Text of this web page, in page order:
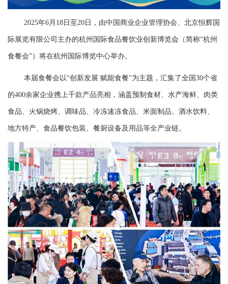
2025年6月18日至20日，由中国商业企业管理协会、北京恒辉国
际展览有限公司主办的杭州国际食品餐饮业创新博览会（简称“杭州
食餐会”）将在杭州国际博览中心举办。
本届食餐会以“创新发展 赋能食餐”为主题，汇集了全国30个省
的400余家企业携上千款产品亮相，涵盖预制食材、水产海鲜、肉类
食品、火锅烧烤、调味品、冷冻速冻食品、米面制品、酒水饮料、
地方特产、食品餐饮包装、餐厨设备及用品等全产业链。